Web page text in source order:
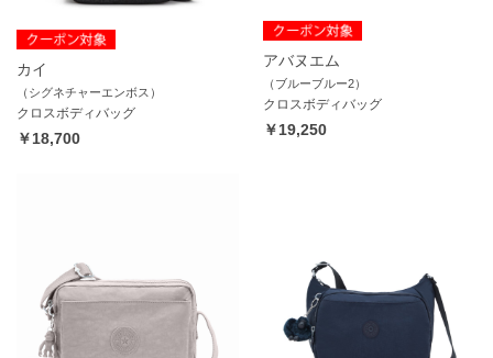
カイ
（シグネチャーエンボス）
クロスボディバッグ
￥18,700
アバヌエム
（ブルーブルー2）
クロスボディバッグ
￥19,250